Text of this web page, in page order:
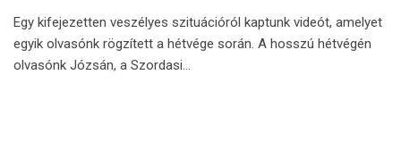
Egy kifejezetten veszélyes szituációról kaptunk videót, amelyet
egyik olvasónk rögzített a hétvége során. A hosszú hétvégén
olvasónk Józsán, a Szordasi…